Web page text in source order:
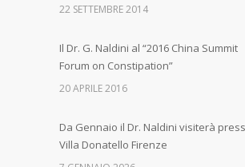
22 SETTEMBRE 2014
Il Dr. G. Naldini al “2016 China Summit
Forum on Constipation”
20 APRILE 2016
Da Gennaio il Dr. Naldini visiterà
Villa Donatello Firenze